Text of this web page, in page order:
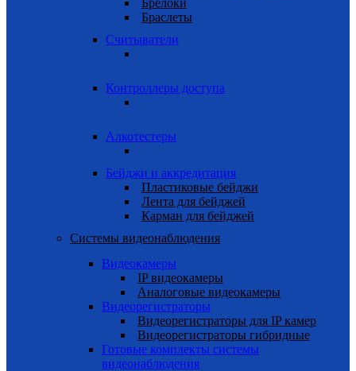
Брелоки
Браслеты
Считыватели
Контроллеры доступа
Алкотестеры
Бейджи и аккредитация
Пластиковые бейджи
Лента для бейджей
Карман для бейджей
Системы видеонаблюдения
Видеокамеры
IP видеокамеры
Аналоговые видеокамеры
Видеорегистраторы
Видеорегистраторы для IP камер
Видеорегистраторы гибридные
Готовые комплекты системы
видеонаблюдения